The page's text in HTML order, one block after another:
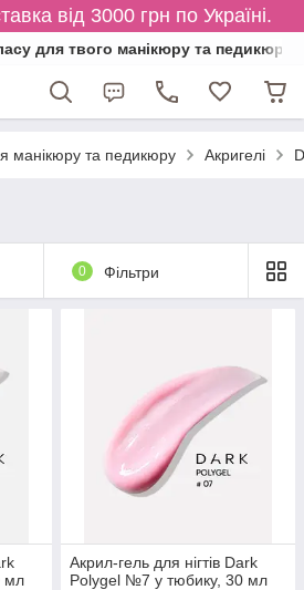
від 3000 грн по Україні.
для твого манікюру та педикюру
манікюру та педикюру Акригелі
0 Фільтри
мл
Aкрил-гель для нігтів Dark
Polygel №7 у тюбику, 30 мл